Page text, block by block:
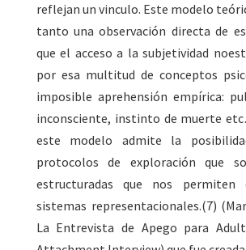
reflejan un vinculo. Este modelo
tanto una observación directa de
que el acceso a la subjetividad
por esa multitud de conceptos
imposible aprehensión empírica:
inconsciente, instinto de muerte
este modelo admite la
protocolos de exploración que
estructuradas que nos permiten
sistemas representacionales.(7)
La Entrevista de Apego para